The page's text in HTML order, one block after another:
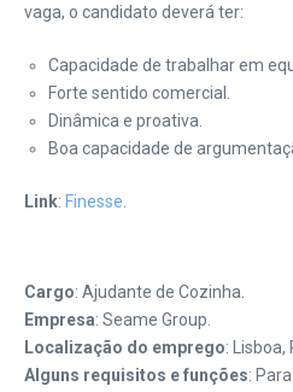
vaga, o candidato deverá ter:
Capacidade de trabalhar em
Forte sentido comercial.
Dinâmica e proativa.
Boa capacidade de
Link: Finesse
Cargo: Ajudante de Cozinha.
Empresa: Seame Group.
Localização do emprego: Lisboa,
Alguns requisitos e funções: